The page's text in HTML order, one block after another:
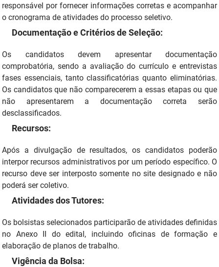
responsável por fornecer informações corretas e acompanhar
o cronograma de atividades do processo seletivo.
Documentação e Critérios de Seleção:
Os candidatos devem apresentar documentação
comprobatória, sendo a avaliação do currículo e entrevistas
fases essenciais, tanto classificatórias quanto eliminatórias.
Os candidatos que não comparecerem a essas etapas ou que
não apresentarem a documentação correta serão
desclassificados.
Recursos:
Após a divulgação de resultados, os candidatos poderão
interpor recursos administrativos por um período específico. O
recurso deve ser interposto somente no site designado e não
poderá ser coletivo.
Atividades dos Tutores:
Os bolsistas selecionados participarão de atividades definidas
no Anexo II do edital, incluindo oficinas de formação e
elaboração de planos de trabalho.
Vigência da Bolsa: